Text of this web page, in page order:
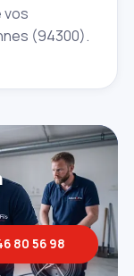
vos
(94300).
80 56 98